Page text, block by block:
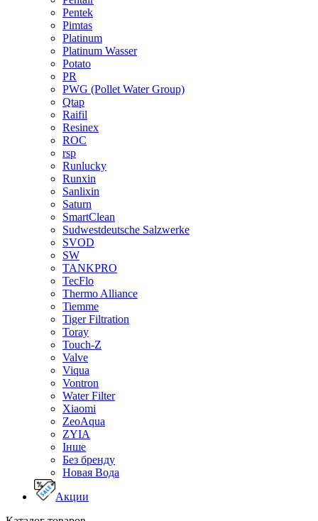
Pentek
Pimtas
Platinum
Platinum Wasser
Potato
PR
PWG (Pollet Water Group)
Qtap
Raifil
Resinex
ROC
rsp
Runlucky
Runxin
Sanlixin
Saturn
SmartClean
Sudwestdeutsche Salzwerke
SVOD
SW
TANKPRO
TecFlo
Thermo Alliance
Tiemme
Tiger Filtration
Toray
Touch-Z
Valve
Viqua
Vontron
Water Filter
Xiaomi
ZeoAqua
ZYIA
Інше
Без бренду
Новая Вода
Акции